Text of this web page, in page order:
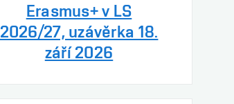
Erasmus+ v LS
2026/27, uzávěrka 18.
září 2026